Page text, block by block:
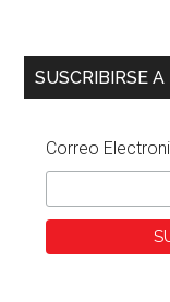
SUSCRIBIRSE
Correo